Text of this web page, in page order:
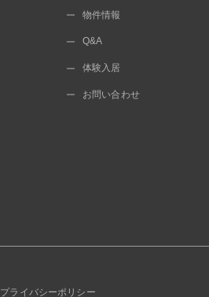
物件情報
Q&A
体験入居
お問い合わせ
プライバシーポリシー